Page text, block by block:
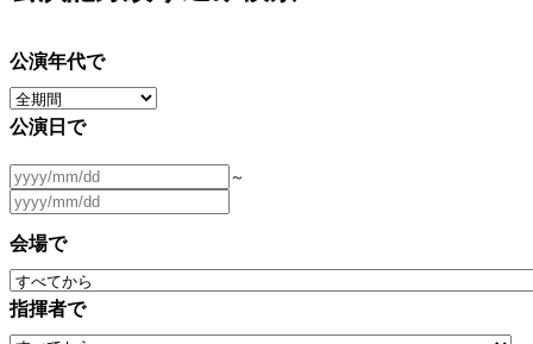
公演年代で
公演日で
～
会場で
指揮者で